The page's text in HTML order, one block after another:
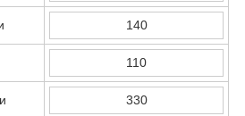
140
110
330